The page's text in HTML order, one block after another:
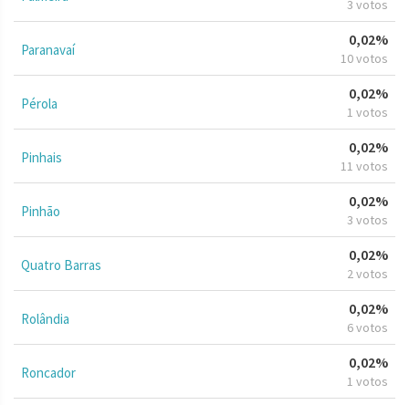
3 votos
Paranavaí
0,02%
10 votos
Pérola
0,02%
1 votos
Pinhais
0,02%
11 votos
Pinhão
0,02%
3 votos
Quatro Barras
0,02%
2 votos
Rolândia
0,02%
6 votos
Roncador
0,02%
1 votos